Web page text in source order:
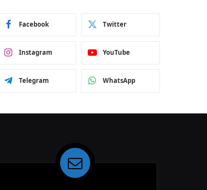
Facebook Twitter
Instagram YouTube
Telegram WhatsApp